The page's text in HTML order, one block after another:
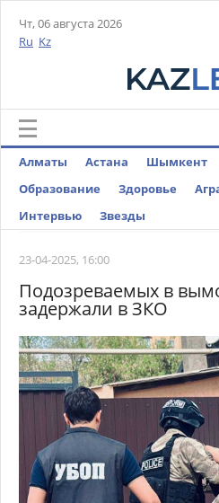
Чт, 06 августа 2026
Ru Kz
Алматы Астана Шымкент
Образование
Здоровье
Интервью
Звезды
23-04-2025, 16:00
Подозреваемых в
задержали в ЗКО